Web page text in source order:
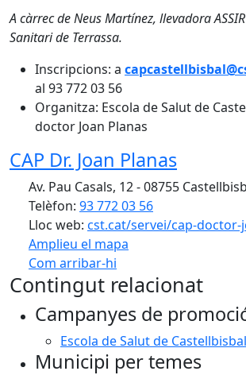
A càrrec de Neus Martínez, llevadora
Sanitari de Terrassa.
Inscripcions: a
al 93 772 03 56
Organitza: Escola de Salut de
doctor Joan Planas
CAP Dr. Joan Planas
Av. Pau Casals, 12 - 08755
Telèfon: 93 772 03 56
Lloc web: cst.cat/servei/cap-doctor-
Amplieu el mapa
Com arribar-hi
+
−
Contingut relacionat
Campanyes de
Escola de Salut de Castellbisbal
Municipi per temes